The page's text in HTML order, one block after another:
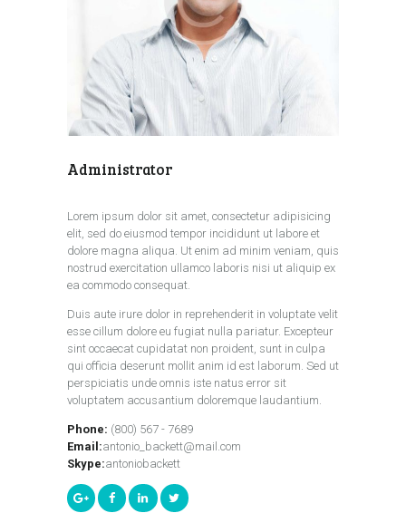
Administrator
Lorem ipsum dolor sit amet, consectetur adipisicing
elit, sed do eiusmod tempor incididunt ut labore et
dolore magna aliqua. Ut enim ad minim veniam, quis
nostrud exercitation ullamco laboris nisi ut aliquip ex
ea commodo consequat.
Duis aute irure dolor in reprehenderit in voluptate velit
esse cillum dolore eu fugiat nulla pariatur. Excepteur
sint occaecat cupidatat non proident, sunt in culpa
qui officia deserunt mollit anim id est laborum. Sed ut
perspiciatis unde omnis iste natus error sit
voluptatem accusantium doloremque laudantium.
Phone: (800) 567 - 7689
Email:antonio_backett@mail.com
Skype:antoniobackett